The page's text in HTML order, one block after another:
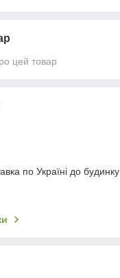
цей товар
по Україні до будинку